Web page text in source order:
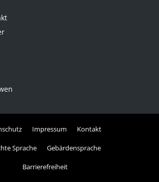
Impressum Kontakt
Sprache Gebärdensprache
Barrierefreiheit